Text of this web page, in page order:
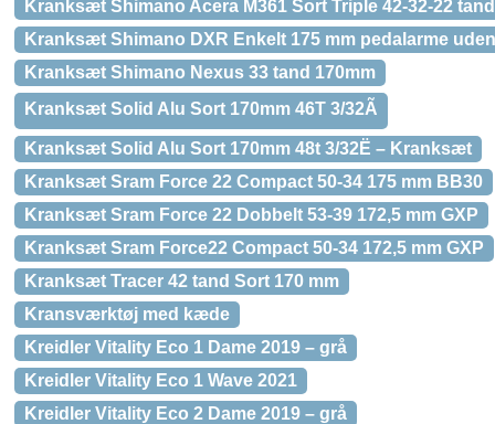
Kranksæt Shimano Acera M361 Sort Triple 42-32-22
Kranksæt Shimano DXR Enkelt 175 mm pedalarme
Kranksæt Shimano Nexus 33 tand 170mm
Kranksæt Solid Alu Sort 170mm 46T 3/32Ã
Kranksæt Solid Alu Sort 170mm 48t 3/32Ë – Kranksæt
Kranksæt Sram Force 22 Compact 50-34 175 mm BB30
Kranksæt Sram Force 22 Dobbelt 53-39 172,5 mm GXP
Kranksæt Sram Force22 Compact 50-34 172,5 mm GXP
Kranksæt Tracer 42 tand Sort 170 mm
Kransværktøj med kæde
Kreidler Vitality Eco 1 Dame 2019 – grå
Kreidler Vitality Eco 1 Wave 2021
Kreidler Vitality Eco 2 Dame 2019 – grå